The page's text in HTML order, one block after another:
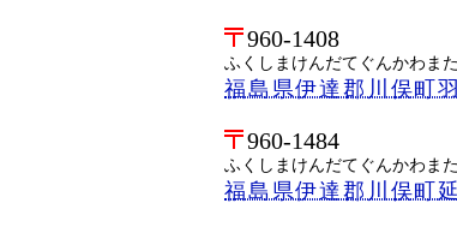
960-1408
ふくしまけんだてぐんかわま
福島県伊達郡川俣町
960-1484
ふくしまけんだてぐんかわま
福島県伊達郡川俣町